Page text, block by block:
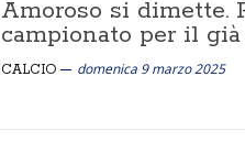
Amoroso si dimette.
campionato per il
CALCIO domenica 9 marzo 2025